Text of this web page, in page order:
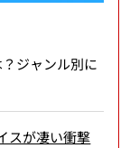
ジャンル別に
スが凄い衝撃